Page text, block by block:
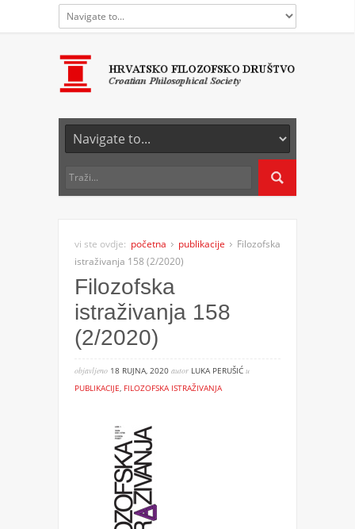
vi ste ovdje: početna publikacije
Filozofska
istraživanja 158 (2/2020)
Filozofska
istraživanja 158
(2/2020)
objavljeno18 RUJNA, 2020 autorLUKA PERUŠIĆ u
PUBLIKACIJE, FILOZOFSKA ISTRAŽIVANJA